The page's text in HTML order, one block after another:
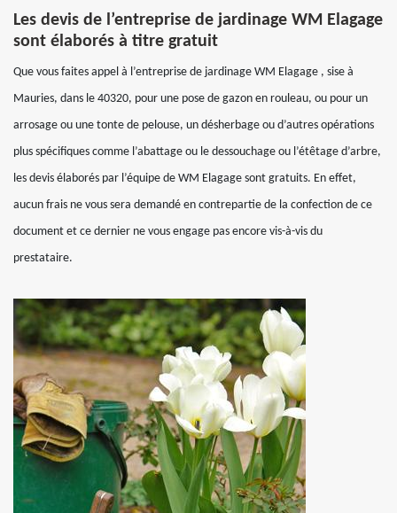
Les devis de l’entreprise de jardinage WM Elagage
sont élaborés à titre gratuit
Que vous faites appel à l’entreprise de jardinage WM Elagage , sise à
Mauries, dans le 40320, pour une pose de gazon en rouleau, ou pour un
arrosage ou une tonte de pelouse, un désherbage ou d’autres opérations
plus spécifiques comme l’abattage ou le dessouchage ou l’étêtage d’arbre,
les devis élaborés par l’équipe de WM Elagage sont gratuits. En effet,
aucun frais ne vous sera demandé en contrepartie de la confection de ce
document et ce dernier ne vous engage pas encore vis-à-vis du
prestataire.